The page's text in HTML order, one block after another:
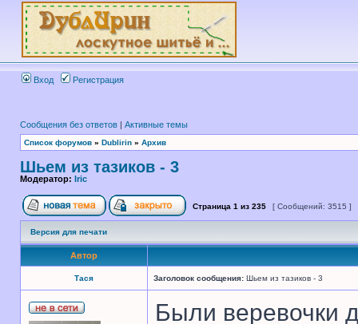
Вход Регистрация
Сообщения без ответов | Активные темы
Список форумов » Dublirin » Архив
Шьем из тазиков - 3
Модератор: Iric
Страница 1 из 235 [ Сообщений: 3515 ]
Версия для печати
Автор
Тася Заголовок сообщения: Шьем из тазиков - 3
Были веревочки